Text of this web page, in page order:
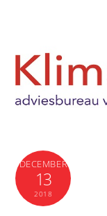
content
DECEMBER
13
2018